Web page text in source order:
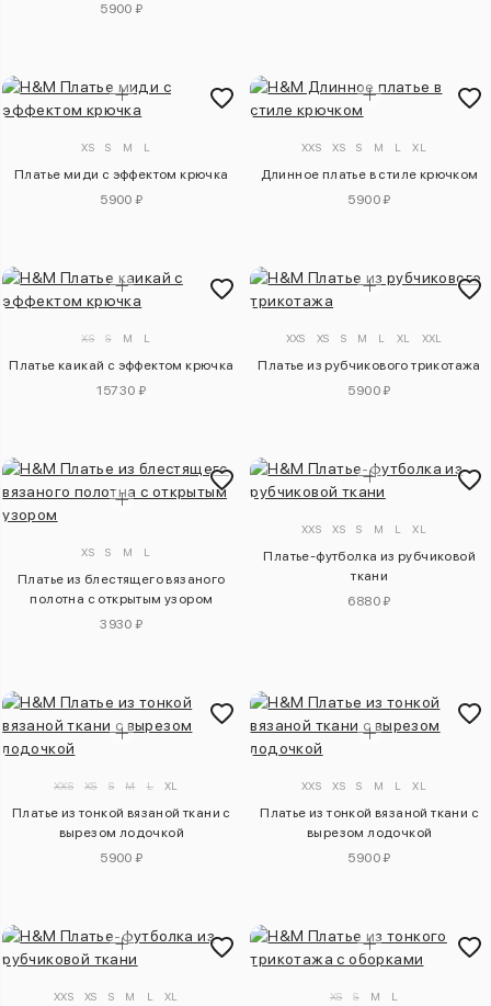
5900 ₽
XS S M L
Платье миди с эффектом крючка
5900 ₽
XXS XS S M L XL
Длинное платье в стиле крючком
5900 ₽
XS S M L
Платье каикай с эффектом крючка
15730 ₽
XXS XS S M L XL XXL
Платье из рубчикового трикотажа
5900 ₽
XS S M L
Платье из блестящего вязаного
полотна с открытым узором
3930 ₽
XXS XS S M L XL
Платье-футболка из рубчиковой
ткани
6880 ₽
XXS XS S M L XL
Платье из тонкой вязаной ткани с
вырезом лодочкой
5900 ₽
XXS XS S M L XL
Платье из тонкой вязаной ткани с
вырезом лодочкой
5900 ₽
XXS XS S M L XL XS S M L